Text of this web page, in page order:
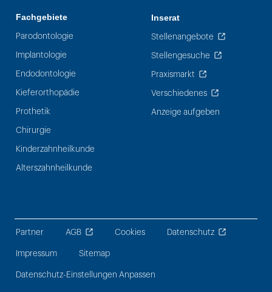
Fachgebiete
Parodontologie
Implantologie
Endodontologie
Kieferorthopädie
Prothetik
Chirurgie
Kinderzahnheilkunde
Alterszahnheilkunde
Inserat
Stellenangebote
Stellengesuche
Praxismarkt
Verschiedenes
Anzeige aufgeben
Partner AGB Cookies Datenschutz
Impressum Sitemap
Datenschutz-Einstellungen Anpassen